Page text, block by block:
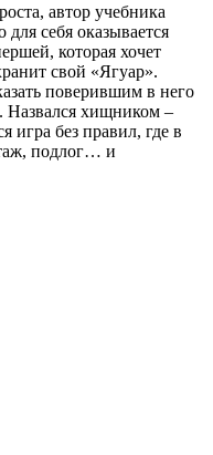
автор учебника
себя оказывается
которая хочет
свой «Ягуар».
поверившим в него
Назвался хищником –
игра без правил, где в
подлог… и